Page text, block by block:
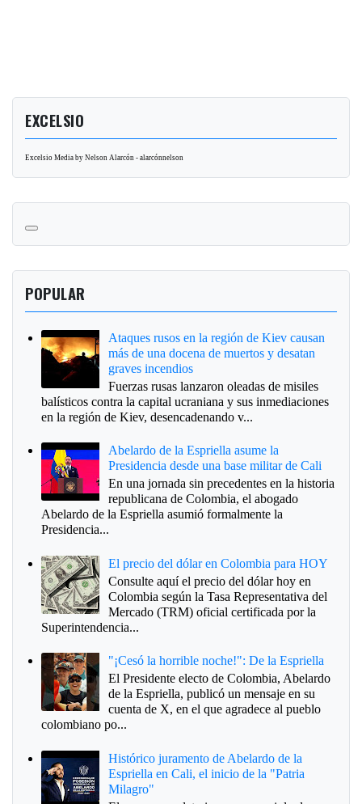
EXCELSIO
Excelsio Media by Nelson Alarcón - alarcónnelson
POPULAR
Ataques rusos en la región de Kiev causan
más de una docena de muertos y desatan
graves incendios
Fuerzas rusas lanzaron oleadas de misiles
balísticos contra la capital ucraniana y sus inmediaciones
en la región de Kiev, desencadenando v...
Abelardo de la Espriella asume la
Presidencia desde una base militar de Cali
En una jornada sin precedentes en la historia
republicana de Colombia, el abogado
Abelardo de la Espriella asumió formalmente la
Presidencia...
El precio del dólar en Colombia para HOY
Consulte aquí el precio del dólar hoy en
Colombia según la Tasa Representativa del
Mercado (TRM) oficial certificada por la
Superintendencia...
"¡Cesó la horrible noche!": De la Espriella
El Presidente electo de Colombia, Abelardo
de la Espriella, publicó un mensaje en su
cuenta de X, en el que agradece al pueblo
colombiano po...
Histórico juramento de Abelardo de la
Espriella en Cali, el inicio de la "Patria
Milagro"